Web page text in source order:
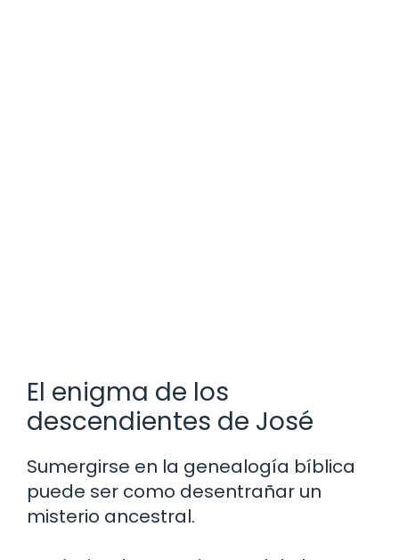
El enigma de los
descendientes de José
Sumergirse en la genealogía bíblica
puede ser como desentrañar un
misterio ancestral.